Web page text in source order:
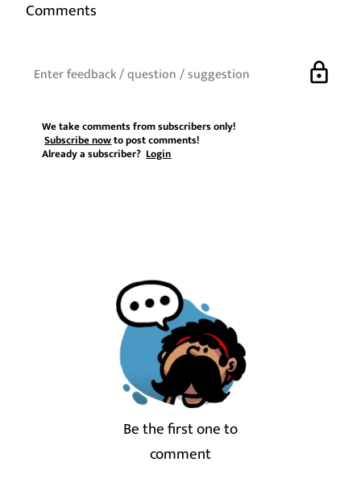
Comments
lock
We take comments from subscribers only!
Subscribe nowto post comments!
Already a subscriber?Login
Be the first one to
comment